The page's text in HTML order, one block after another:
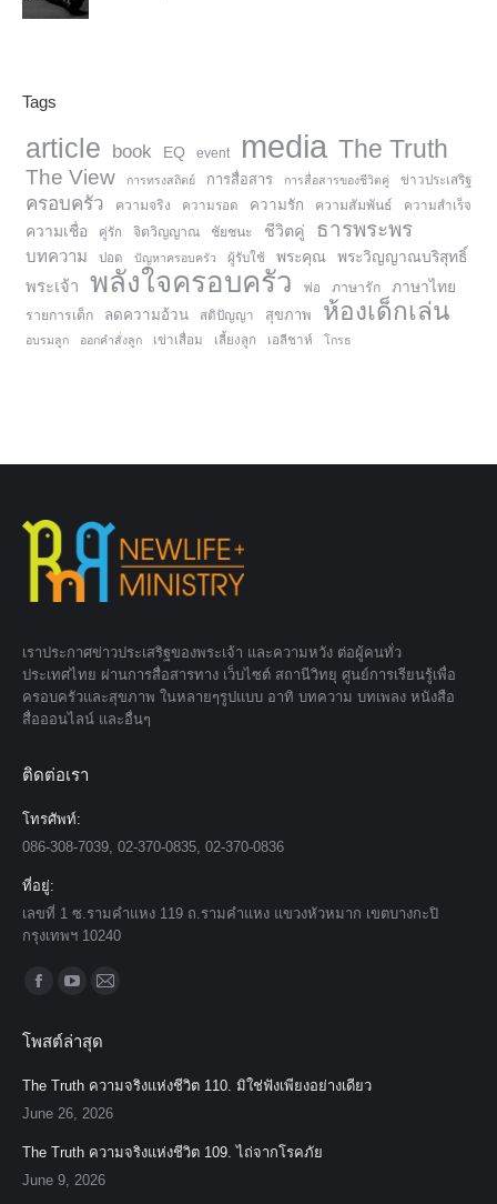
Tags
article book EQ event media The Truth
The View การทรงสถิตย์ การสื่อสาร การสื่อสารของชีวิตคู่ ข่าวประเสริฐ
ครอบครัว ความจริง ความรอด ความรัก ความสัมพันธ์ ความสำเร็จ
ความเชื่อ คู่รัก จิตวิญญาณ ชัยชนะ ชีวิตคู่ ธารพระพร
บทความ ปอด ปัญหาครอบครัว ผู้รับใช้ พระคุณ
พระวิญญาณบริสุทธิ์
พระเจ้า
พลังใจครอบครัว พ่อ ภาษารัก ภาษาไทย
รายการเด็ก ลดความอ้วน สติปัญญา สุขภาพ ห้องเด็กเล่น
อบรมลูก ออกคำสั่งลูก เข่าเสื่อม เลี้ยงลูก เอลีชาห์ โกรธ
เราประกาศข่าวประเสริฐของพระเจ้า และความหวัง ต่อผู้คนทั่ว
ประเทศไทย ผ่านการสื่อสารทาง เว็บไซต์ สถานีวิทยุ ศูนย์การเรียนรู้เพื่อ
ครอบครัวและสุขภาพ ในหลายๆรูปแบบ อาทิ บทความ บทเพลง หนังสือ
สื่อออนไลน์ และอื่นๆ
ติดต่อเรา
โทรศัพท์:
086-308-7039, 02-370-0835, 02-370-0836
ที่อยู่:
เลขที่ 1 ซ.รามคำแหง 119 ถ.รามคำแหง แขวงหัวหมาก เขตบางกะปิ
กรุงเทพฯ 10240
Find us on:
opens
in
new
opens
in
new
in
new
โพสต์ล่าสุด
The Truth ความจริงแห่งชีวิต 110. มิใช่ฟังเพียงอย่างเดียว
June 26, 2026
The Truth ความจริงแห่งชีวิต 109. ไถ่จากโรคภัย
June 9, 2026